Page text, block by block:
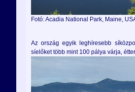
Fotó: Acadia National Park, Maine,
Az ország egyik leghíresebb
síelőket több mint 100 pálya várja,